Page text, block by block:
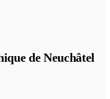
de Neuchâtel